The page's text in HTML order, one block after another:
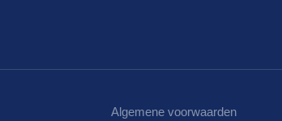
Algemene voorwaarden